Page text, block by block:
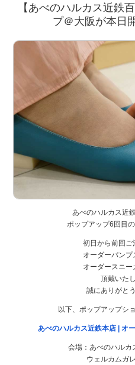
【あべのハルカス近鉄
プ＠大阪が本日
あべのハルカス近
ポップアップ6回目
初日から前回ご
オーダーパンプ
オーダースニー
頂戴いた
誠にありがと
以下、ポップアップシ
あべのハルカス近鉄本店 | オ
会場：あべのハルカ
ウェルカムガ